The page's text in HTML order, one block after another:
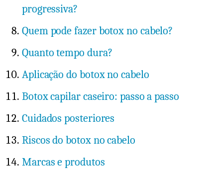
progressiva?
Quem pode fazer botox no cabelo?
Quanto tempo dura?
Aplicação do botox no cabelo
Botox capilar caseiro: passo a passo
Cuidados posteriores
Riscos do botox no cabelo
Marcas e produtos